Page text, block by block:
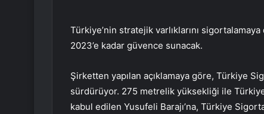
Türkiye’nin stratejik varlıklarını
2023’e kadar güvence sunacak.
Şirketten yapılan açıklamaya göre, Türkiye
sürdürüyor. 275 metrelik yüksekliği ile
kabul edilen Yusufeli Barajı’na, Türkiye